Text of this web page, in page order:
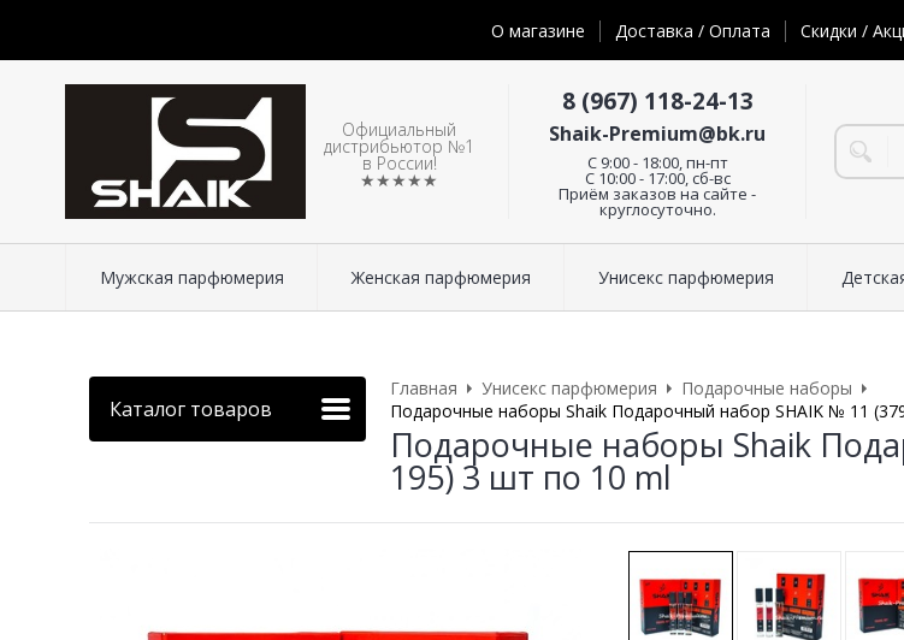
О магазине Доставка / Оплата Скидки /
Официальный
дистрибьютор №1
в России!
★★★★★
8 (967) 118-24-13
Shaik-Premium@bk.ru
C 9:00 - 18:00, пн-пт
С 10:00 - 17:00, сб-вс
Приём заказов на сайте -
круглосуточно.
Мужская парфюмерия Женская парфюмерия Унисекс парфюмерия
Каталог товаров
Главная Унисекс парфюмерия
Подарочные наборы
Подарочные наборы Shaik Подарочный набор SHAIK № 11
Подарочные наборы Shaik
195) 3 шт по 10 ml